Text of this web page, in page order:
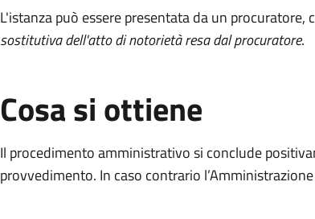
L'istanza può essere presentata da un procuratore,
sostitutiva dell'atto di notorietà resa dal procuratore.
Cosa si ottiene
Il procedimento amministrativo si conclude
provvedimento. In caso contrario